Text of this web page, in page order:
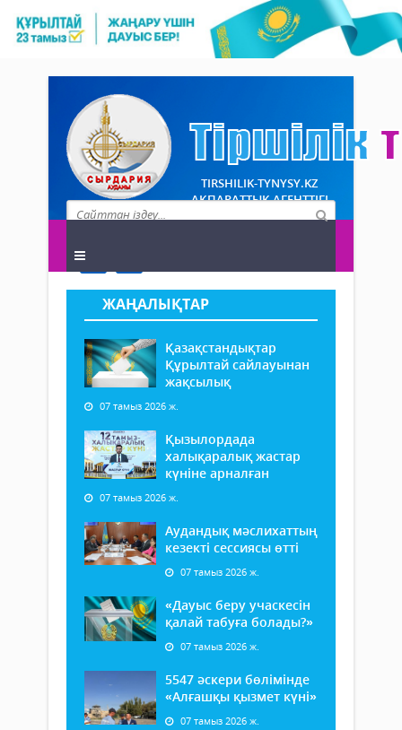
TIRSHILIK-TYNYSY.KZ
АҚПАРАТТЫҚ АГЕНТТІГІ
ЖАҢАЛЫҚТАР
Қазақстандықтар
Құрылтай сайлауынан
жақсылық
07 тамыз 2026 ж.
Қызылордада
халықаралық жастар
күніне арналған
07 тамыз 2026 ж.
Аудандық мәслихаттың
кезекті сессиясы өтті
07 тамыз 2026 ж.
«Дауыс беру учаскесін
қалай табуға болады?»
07 тамыз 2026 ж.
5547 әскери бөлімінде
«Алғашқы қызмет күні»
07 тамыз 2026 ж.